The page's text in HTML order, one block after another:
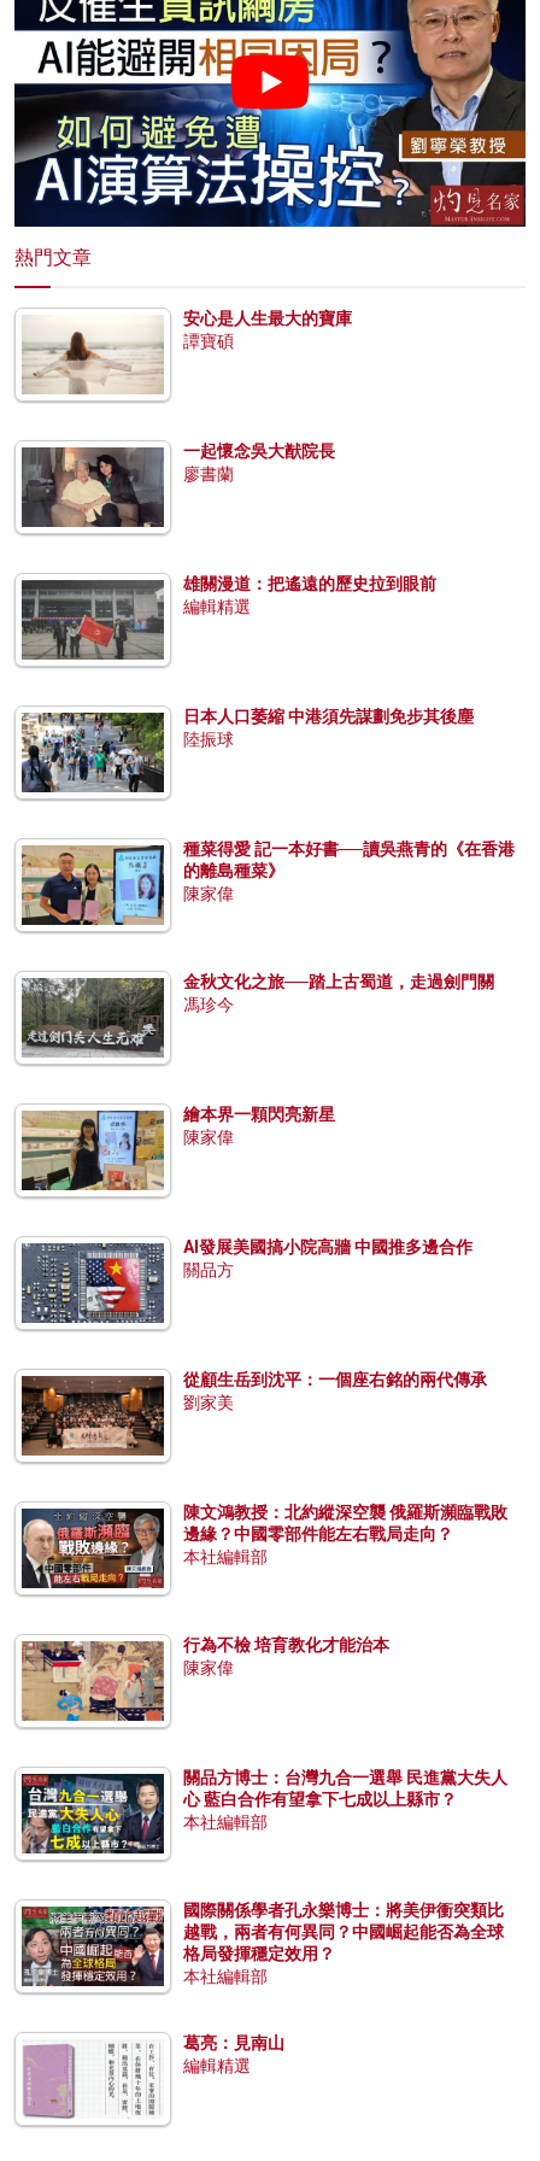
熱門文章
安心是人生最大的寶庫
譚寶碩
一起懷念吳大猷院長
廖書蘭
雄關漫道：把遙遠的歷史拉到眼前
編輯精選
日本人口萎縮 中港須先謀劃免步其後塵
陸振球
種菜得愛 記一本好書──讀吳燕青的《在香港
的離島種菜》
陳家偉
金秋文化之旅──踏上古蜀道，走過劍門關
馮珍今
繪本界一顆閃亮新星
陳家偉
AI發展美國搞小院高牆 中國推多邊合作
關品方
從顧生岳到沈平：一個座右銘的兩代傳承
劉家美
陳文鴻教授：北約縱深空襲 俄羅斯瀕臨戰敗
邊緣？中國零部件能左右戰局走向？
本社編輯部
行為不檢 培育教化才能治本
陳家偉
關品方博士：台灣九合一選舉 民進黨大失人
心 藍白合作有望拿下七成以上縣市？
本社編輯部
國際關係學者孔永樂博士：將美伊衝突類比
越戰，兩者有何異同？中國崛起能否為全球
格局發揮穩定效用？
本社編輯部
葛亮：見南山
編輯精選